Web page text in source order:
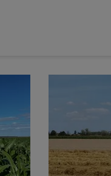
été publiée,
que la science dit